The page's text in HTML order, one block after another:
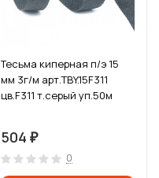
Тесьма киперная п/э 15
мм 3г/м арт.TBY.15F311
цв.F311 т.серый уп.50м
504 ₽
0